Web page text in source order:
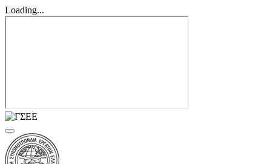
Loading...